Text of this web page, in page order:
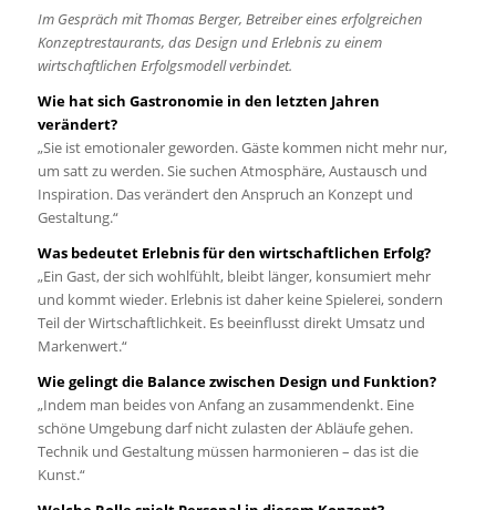
Im Gespräch mit Thomas Berger, Betreiber eines erfolgreichen
Konzeptrestaurants, das Design und Erlebnis zu einem
wirtschaftlichen Erfolgsmodell verbindet.
Wie hat sich Gastronomie in den letzten Jahren
verändert?
„Sie ist emotionaler geworden. Gäste kommen nicht mehr nur,
um satt zu werden. Sie suchen Atmosphäre, Austausch und
Inspiration. Das verändert den Anspruch an Konzept und
Gestaltung.“
Was bedeutet Erlebnis für den wirtschaftlichen Erfolg?
„Ein Gast, der sich wohlfühlt, bleibt länger, konsumiert mehr
und kommt wieder. Erlebnis ist daher keine Spielerei, sondern
Teil der Wirtschaftlichkeit. Es beeinflusst direkt Umsatz und
Markenwert.“
Wie gelingt die Balance zwischen Design und Funktion?
„Indem man beides von Anfang an zusammendenkt. Eine
schöne Umgebung darf nicht zulasten der Abläufe gehen.
Technik und Gestaltung müssen harmonieren – das ist die
Kunst.“